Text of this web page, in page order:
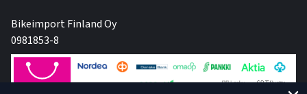
Bikeimport Finland Oy
0981853-8